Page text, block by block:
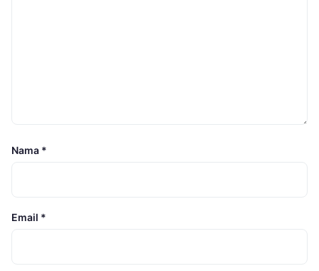
Nama *
Email *